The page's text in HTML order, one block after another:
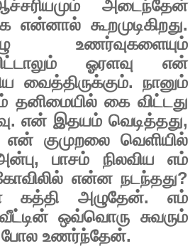
அடைந்தேன்
என்னால் கூறமுடிகிறது.
உணர்வுகளையும்
ஓரளவு
என்
வைத்திருக்கும். நானும்
தனிமையில் கை விட்டது
.என் இதயம் வெடித்தது,
என் குமுறலை வெளியில்
, பாசம் நிலவிய
எம்
என்ன நடந்தது?
கத்தி அழுதேன். எம்
வீட்டின் ஒவ்வொரு சுவரும்
போல உணர்ந்தேன்.